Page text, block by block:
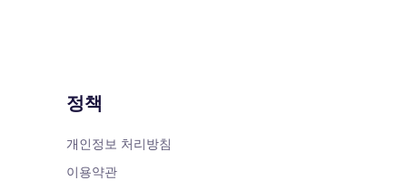
정책
개인정보 처리방침
이용약관